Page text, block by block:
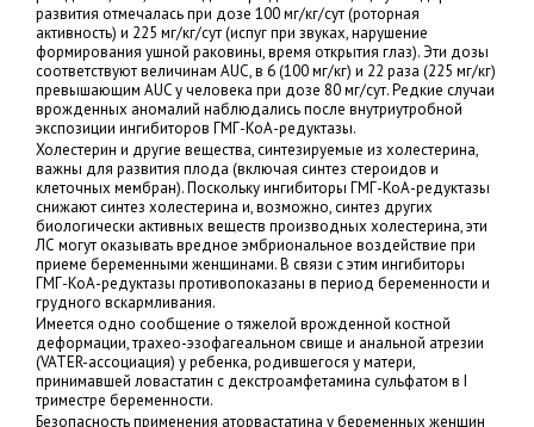
развития отмечалась при дозе 100 мг/кг/сут (роторная
активность) и 225 мг/кг/сут (испуг при звуках, нарушение
формирования ушной раковины, время открытия глаз). Эти дозы
соответствуют величинам AUC, в 6 (100 мг/кг) и 22 раза (225 мг/кг)
превышающим AUC у человека при дозе 80 мг/сут. Редкие случаи
врожденных аномалий наблюдались после внутриутробной
экспозиции ингибиторов ГМГ-КоА-редуктазы.
Холестерин и другие вещества, синтезируемые из холестерина,
важны для развития плода (включая синтез стероидов и
клеточных мембран). Поскольку ингибиторы ГМГ-КоА-редуктазы
снижают синтез холестерина и, возможно, синтез других
биологически активных веществ производных холестерина, эти
ЛС могут оказывать вредное эмбриональное воздействие при
приеме беременными женщинами. В связи с этим ингибиторы
ГМГ-КоА-редуктазы противопоказаны в период беременности и
грудного вскармливания.
Имеется одно сообщение о тяжелой врожденной костной
деформации, трахео-эзофагеальном свище и анальной атрезии
(VATER-ассоциация) у ребенка, родившегося у матери,
принимавшей ловастатин с декстроамфетамина сульфатом в I
триместре беременности.
Безопасность применения аторвастатина у беременных женщин